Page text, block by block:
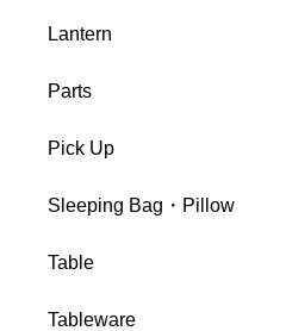
Lantern
Parts
Pick Up
Sleeping Bag・Pillow
Table
Tableware